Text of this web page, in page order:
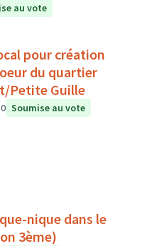
au vote
pour création
du quartier
Petite Guille
0 Soumise au vote
nique dans le
3ème)